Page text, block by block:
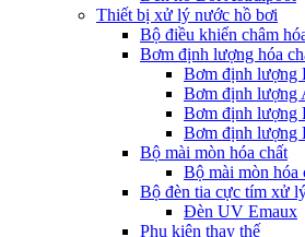
Thiết bị xử lý nước hồ bơi
Bộ điều khiển châm
Bơm định lượng hóa
Bơm định lượng
Bơm định lượng
Bơm định lượng
Bơm định lượng
Bộ mài mòn hóa chất
Bộ mài mòn hóa
Bộ đèn tia cực tím xử
Đèn UV Emaux
Phụ kiện thay thế